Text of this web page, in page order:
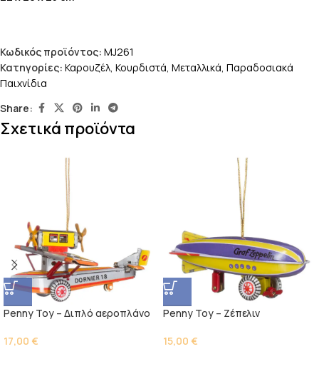
Κωδικός προϊόντος: MJ261
Κατηγορίες: Καρουζέλ, Κουρδιστά, Μεταλλικά, Παραδοσιακά
Παιχνίδια
Share:
Σχετικά προϊόντα
Penny Toy – Διπλό αεροπλάνο
17,00 €
Penny Toy – Ζέπελιν
15,00 €